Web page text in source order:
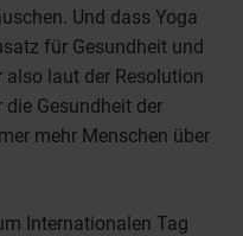
Und dass Yoga
für Gesundheit und
also laut der Resolution
Gesundheit der
mehr Menschen über
Internationalen Tag